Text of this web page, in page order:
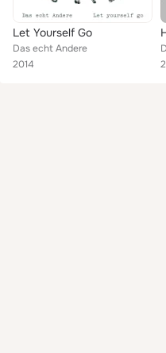
Let Yourself Go
Das echt Andere
2014